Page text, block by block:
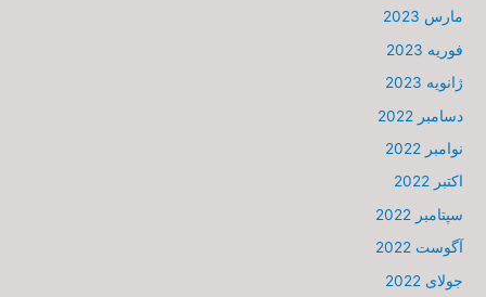
مارس 2023
فوریه 2023
ژانویه 2023
دسامبر 2022
نوامبر 2022
اکتبر 2022
سپتامبر 2022
آگوست 2022
جولای 2022